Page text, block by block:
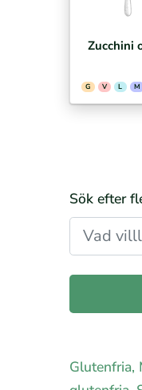
Zucchini
G V L M
Sök efter
Glutenfria,